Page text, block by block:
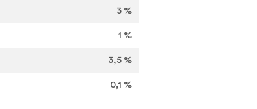
3 %
1 %
3,5 %
0,1 %